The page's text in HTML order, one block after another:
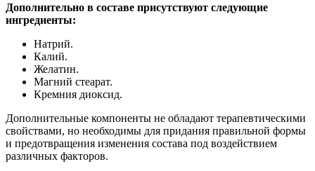
Дополнительно в составе присутствуют следующие
ингредиенты:
Натрий.
Калий.
Желатин.
Магний стеарат.
Кремния диоксид.
Дополнительные компоненты не обладают терапевтическими
свойствами, но необходимы для придания правильной формы
и предотвращения изменения состава под воздействием
различных факторов.